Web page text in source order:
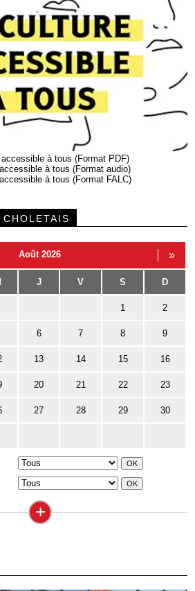
à tous (Format PDF)
à tous (Format audio)
à tous (Format FALC)
Août 2026 »
J V S D
1 2
6 7 8 9
13 14 15 16
20 21 22 23
27 28 29 30
+